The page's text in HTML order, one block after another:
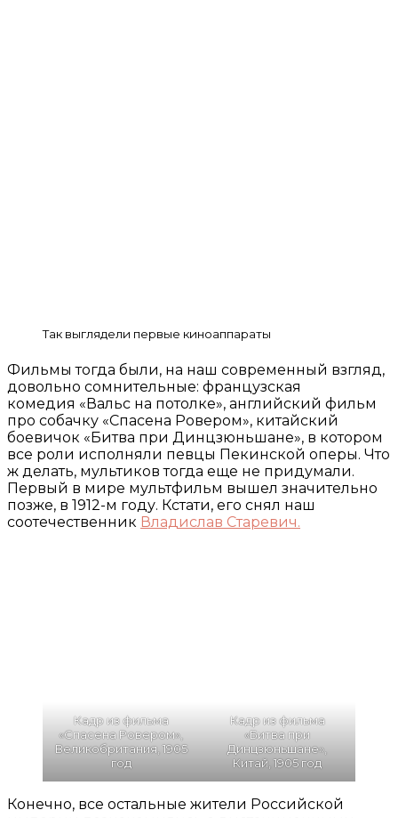
Так выглядели первые киноаппараты
Фильмы тогда были, на наш современный взгляд,
довольно сомнительные: французская
комедия «Вальс на потолке», английский фильм
про собачку «Спасена Ровером», китайский
боевичок «Битва при Динцзюньшане», в котором
все роли исполняли певцы Пекинской оперы. Что
ж делать, мультиков тогда еще не придумали.
Первый в мире мультфильм вышел значительно
позже, в 1912-м году. Кстати, его снял наш
соотечественник Владислав Старевич.
Кадр из фильма
«Спасена Ровером»,
Великобритания, 1905
год
Кадр из фильма
«Битва при
Динцзюньшане»,
Китай, 1905 год
Конечно, все остальные жители Российской